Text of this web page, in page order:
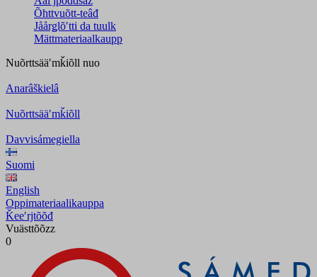
Õhttvuõtt-teâđ
Jåårǥlõʹtti da tuulk
Mättmateriaalkaupp
Nuõrttsääʹmǩiõll nuo
Anarâškielâ
Nuõrttsääʹmǩiõll
Davvisámegiella
Suomi
English
Oppimateriaalikauppa
Ǩeeʹrjtõõđ
Vuästtõõzz
0